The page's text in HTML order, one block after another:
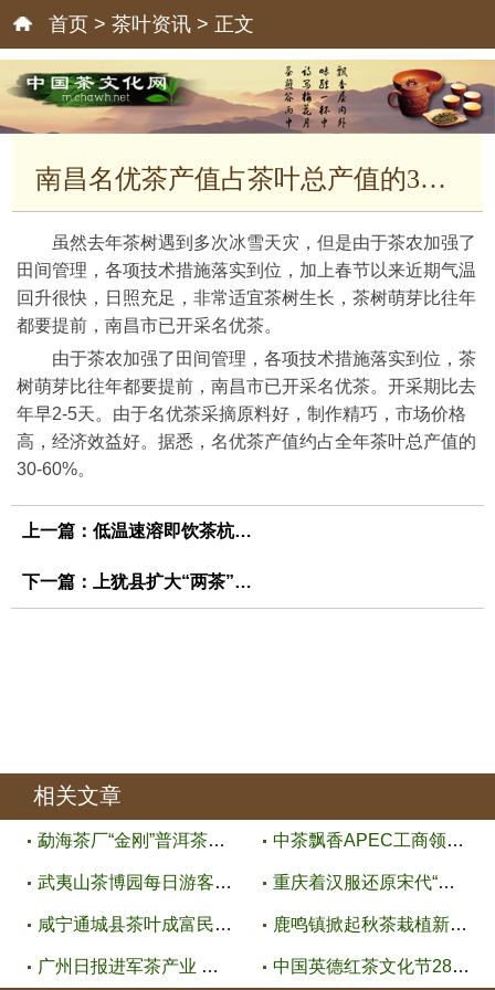
首页 > 茶叶资讯 > 正文
南昌名优茶产值占茶叶总产值的30-60%
虽然去年茶树遇到多次冰雪天灾，但是由于茶农加强了
田间管理，各项技术措施落实到位，加上春节以来近期气温
回升很快，日照充足，非常适宜茶树生长，茶树萌芽比往年
都要提前，南昌市已开采名优茶。
由于茶农加强了田间管理，各项技术措施落实到位，茶
树萌芽比往年都要提前，南昌市已开采名优茶。开采期比去
年早2-5天。由于名优茶采摘原料好，制作精巧，市场价格
高，经济效益好。据悉，名优茶产值约占全年茶叶总产值的
30-60%。
上一篇： 低温速溶即饮茶杭州诞生
下一篇： 上犹县扩大“两茶”产业发展
相关文章
勐海茶厂“金刚”普洱茶研制成功 中茶飘香APEC工商领导人峰会
武夷山茶博园每日游客达400人 重庆着汉服还原宋代“点茶”迎中
咸宁通城县茶叶成富民产业 鹿鸣镇掀起秋茶栽植新高潮 秋茶
广州日报进军茶产业 新刊今日上 中国英德红茶文化节28日启动